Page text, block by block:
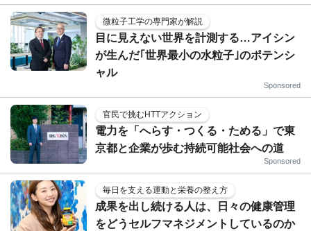
微粒子工学の専門家が解説
目に見えない世界を計測する…アイシン
が生んだ｢世界最小の水粒子｣のポテンシ
ャル
Sponsored
官民で挑むHTTアクション
電力を「へらす・つくる・ためる」で東
京都と企業が歩む持続可能社会への道
Sponsored
毎日を支える運動と栄養の整え方
成果を出し続ける人は、日々の健康管理
をどうセルフマネジメントしているのか